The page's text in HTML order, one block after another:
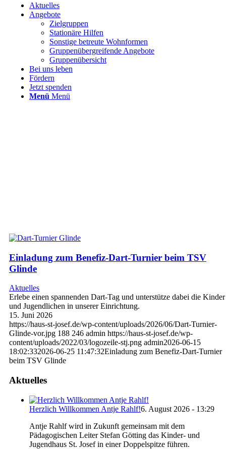
Aktuelles
Angebote
Zielgruppen
Stationäre Hilfen
Sonstige betreute Wohnformen
Gruppenübergreifende Angebote
Gruppenübersicht
Bei uns leben
Fördern
Jetzt spenden
Menü Menü
Einladung zum Benefiz-Dart-Turnier beim TSV
Glinde
Aktuelles
Erlebe einen spannenden Dart-Tag und unterstütze dabei die Kinder
und Jugendlichen in unserer Einrichtung.
15. Juni 2026
https://haus-st-josef.de/wp-content/uploads/2026/06/Dart-Turnier-
Glinde-vor.jpg 188 246 admin https://haus-st-josef.de/wp-
content/uploads/2022/03/logozeile-stj.png admin2026-06-15
18:02:332026-06-25 11:47:32Einladung zum Benefiz-Dart-Turnier
beim TSV Glinde
Aktuelles
Herzlich Willkommen Antje Rahlf!6. August 2026 - 13:29
Antje Rahlf wird in Zukunft gemeinsam mit dem
Pädagogischen Leiter Stefan Götting das Kinder- und
Jugendhaus St. Josef in einer Doppelspitze führen.